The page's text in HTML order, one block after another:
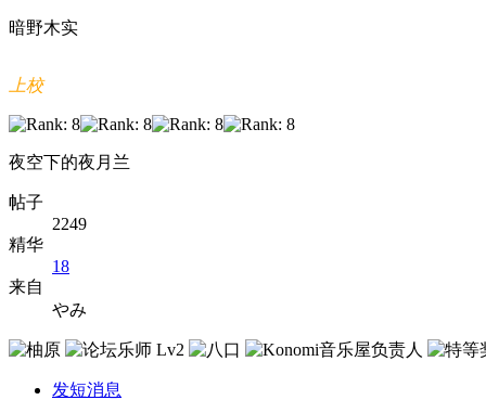
暗野木实
上校
夜空下的夜月兰
帖子
2249
精华
18
来自
やみ
发短消息